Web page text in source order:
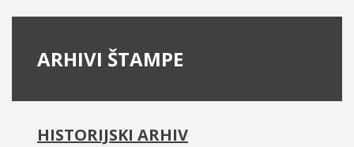
ARHIVI ŠTAMPE
HISTORIJSKI ARHIV